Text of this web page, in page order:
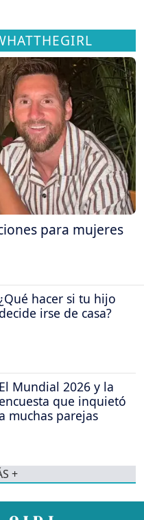
para mujeres
hacer si tu hijo
decide irse de casa?
El Mundial 2026 y la
encuesta que inquietó
muchas parejas
+